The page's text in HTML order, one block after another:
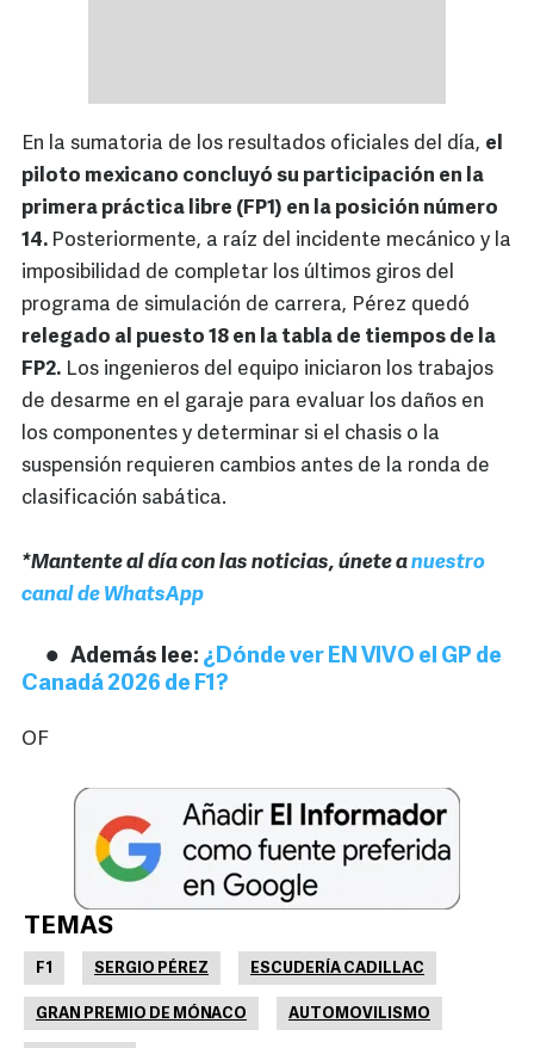
En la sumatoria de los resultados oficiales del día, el
piloto mexicano concluyó su participación en la
primera práctica libre (FP1) en la posición número
14. Posteriormente, a raíz del incidente mecánico y la
imposibilidad de completar los últimos giros del
programa de simulación de carrera, Pérez quedó
relegado al puesto 18 en la tabla de tiempos de la
FP2. Los ingenieros del equipo iniciaron los trabajos
de desarme en el garaje para evaluar los daños en
los componentes y determinar si el chasis o la
suspensión requieren cambios antes de la ronda de
clasificación sabática.
*Mantente al día con las noticias, únete anuestro
canal de WhatsApp
Además lee: ¿Dónde ver EN VIVO el GP de
Canadá 2026 de F1?
OF
TEMAS
F1 SERGIO PÉREZ ESCUDERÍA CADILLAC
GRAN PREMIO DE MÓNACO AUTOMOVILISMO